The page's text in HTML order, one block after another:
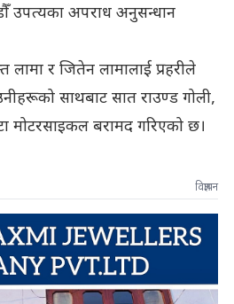
उपत्यका अपराध अनुसन्धान
लामा र जितेन लामालाई प्रहरीले
साथबाट सात राउण्ड गोली,
मोटरसाइकल बरामद गरिएको छ।
विज्ञापन